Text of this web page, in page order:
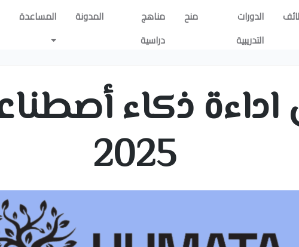
الدورات
التدريبية
منح
مناهج
دراسية
المدونة المساعدة
اداءة ذكاء
2025